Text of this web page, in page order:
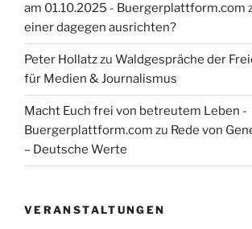
am 01.10.2025 - Buergerplattform.com
einer dagegen ausrichten?
Peter Hollatzzu Waldgespräche der
für Medien & Journalismus
Macht Euch frei von betreutem Leben -
Buergerplattform.com zu Rede von
– Deutsche Werte
VERANSTALTUNGEN